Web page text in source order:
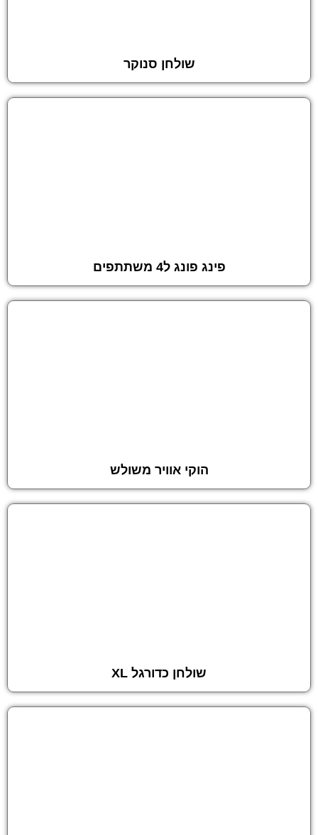
שולחן סנוקר
פינג פונג ל4 משתתפים
הוקי אוויר משולש
שולחן כדורגל XL